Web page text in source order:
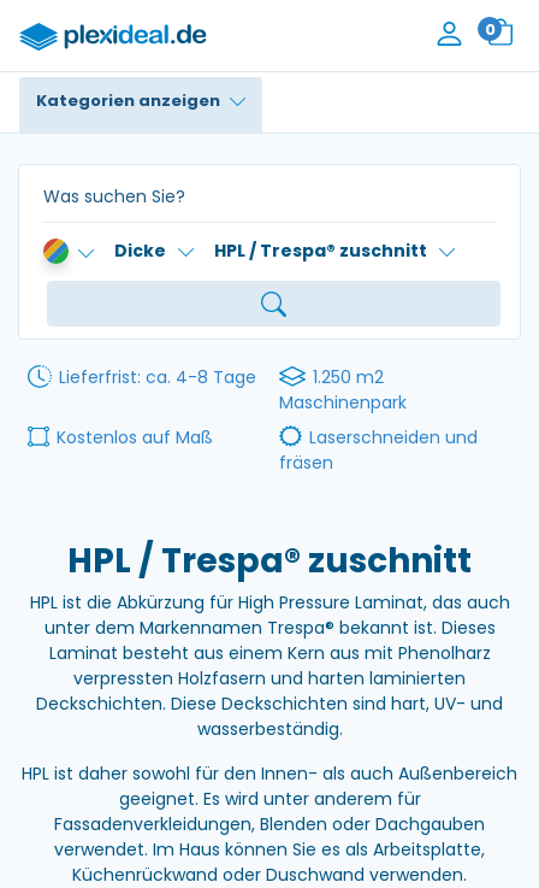
0
Kategorien anzeigen
Plexiglas®
Polycarbonat
HPL / Trespa®
Alupanel / Dibond®
PE / Polyethylen
PVC Schaum
Dicke HPL / Trespa® zuschnitt
Lieferfrist: ca. 4-8 Tage
1.250 m2
Maschinenpark
Kostenlos auf Maß
Laserschneiden und
fräsen
HPL / Trespa® zuschnitt
HPL ist die Abkürzung für High Pressure Laminat, das auch
unter dem Markennamen Trespa® bekannt ist. Dieses
Laminat besteht aus einem Kern aus mit Phenolharz
verpressten Holzfasern und harten laminierten
Deckschichten. Diese Deckschichten sind hart, UV- und
wasserbeständig.
HPL ist daher sowohl für den Innen- als auch Außenbereich
geeignet. Es wird unter anderem für
Fassadenverkleidungen, Blenden oder Dachgauben
verwendet. Im Haus können Sie es als Arbeitsplatte,
Küchenrückwand oder Duschwand verwenden.